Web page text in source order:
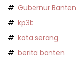
Gubernur Banten
kp3b
kota serang
berita banten